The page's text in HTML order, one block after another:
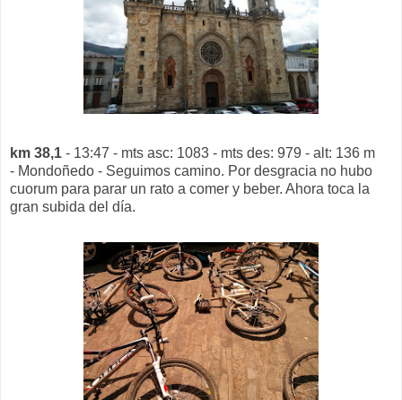
km 38,1 - 13:47 - mts asc: 1083 - mts des: 979 - alt: 136 m
- Mondoñedo - Seguimos camino. Por desgracia no hubo
cuorum para parar un rato a comer y beber. Ahora toca la
gran subida del día.